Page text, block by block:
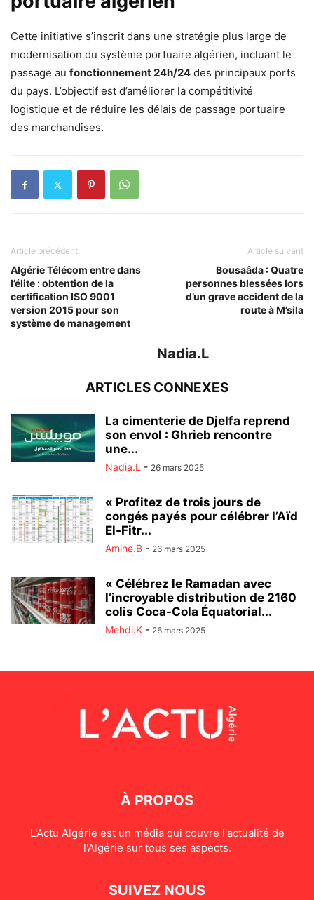
Cette initiative s’inscrit dans une stratégie plus large de
modernisation du système portuaire algérien, incluant le
passage au fonctionnement 24h/24 des principaux ports
du pays. L’objectif est d’améliorer la compétitivité
logistique et de réduire les délais de passage portuaire
des marchandises.
Article précédent
Algérie Télécom entre dans
l’élite : obtention de la
certification ISO 9001
version 2015 pour son
système de management
Article suivant
Bousaâda : Quatre
personnes blessées lors
d’un grave accident de la
route à M’sila
Nadia.L
ARTICLES CONNEXES
La cimenterie de Djelfa reprend
son envol : Ghrieb rencontre
une...
Nadia.L - 26 mars 2025
« Profitez de trois jours de
congés payés pour célébrer l’Aïd
El-Fitr...
Amine.B - 26 mars 2025
« Célébrez le Ramadan avec
l’incroyable distribution de 2160
colis Coca-Cola Équatorial...
Mehdi.K - 26 mars 2025
À PROPOS
L'Actu Algérie est un média qui couvre l'actualité de
l'Algérie sur tous ses aspects.
SUIVEZ NOUS